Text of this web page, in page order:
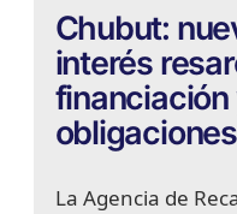
Chubut:
interés
La Agencia de